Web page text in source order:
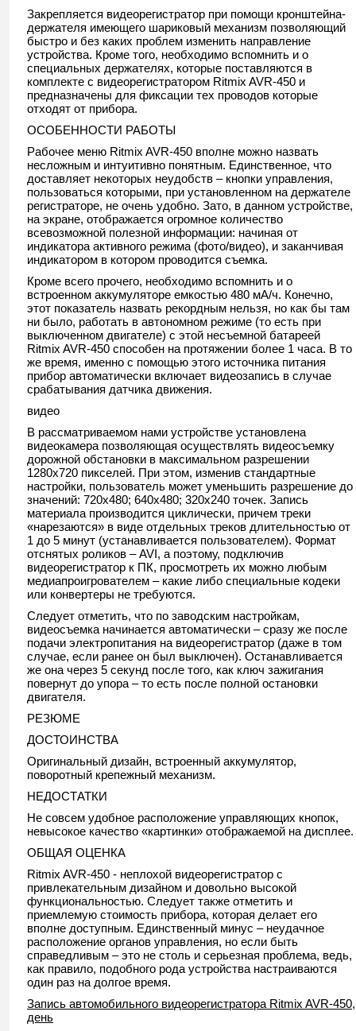
Закрепляется видеорегистратор при помощи кронштейна-
держателя имеющего шариковый механизм позволяющий
быстро и без каких проблем изменить направление
устройства. Кроме того, необходимо вспомнить и о
специальных держателях, которые поставляются в
комплекте с видеорегистратором Ritmix AVR-450 и
предназначены для фиксации тех проводов которые
отходят от прибора.
ОСОБЕННОСТИ РАБОТЫ
Рабочее меню Ritmix AVR-450 вполне можно назвать
несложным и интуитивно понятным. Единственное, что
доставляет некоторых неудобств – кнопки управления,
пользоваться которыми, при установленном на держателе
регистраторе, не очень удобно. Зато, в данном устройстве,
на экране, отображается огромное количество
всевозможной полезной информации: начиная от
индикатора активного режима (фото/видео), и заканчивая
индикатором в котором проводится съемка.
Кроме всего прочего, необходимо вспомнить и о
встроенном аккумуляторе емкостью 480 мА/ч. Конечно,
этот показатель назвать рекордным нельзя, но как бы там
ни было, работать в автономном режиме (то есть при
выключенном двигателе) с этой несъемной батареей
Ritmix AVR-450 способен на протяжении более 1 часа. В то
же время, именно с помощью этого источника питания
прибор автоматически включает видеозапись в случае
срабатывания датчика движения.
видео
В рассматриваемом нами устройстве установлена
видеокамера позволяющая осуществлять видеосъемку
дорожной обстановки в максимальном разрешении
1280х720 пикселей. При этом, изменив стандартные
настройки, пользователь может уменьшить разрешение до
значений: 720х480; 640х480; 320х240 точек. Запись
материала производится циклически, причем треки
«нарезаются» в виде отдельных треков длительностью от
1 до 5 минут (устанавливается пользователем). Формат
отснятых роликов – AVI, а поэтому, подключив
видеорегистратор к ПК, просмотреть их можно любым
медиапроигрователем – какие либо специальные кодеки
или конвертеры не требуются.
Следует отметить, что по заводским настройкам,
видеосъемка начинается автоматически – сразу же после
подачи электропитания на видеорегистратор (даже в том
случае, если ранее он был выключен). Останавливается
же она через 5 секунд после того, как ключ зажигания
повернут до упора – то есть после полной остановки
двигателя.
РЕЗЮМЕ
ДОСТОИНСТВА
Оригинальный дизайн, встроенный аккумулятор,
поворотный крепежный механизм.
НЕДОСТАТКИ
Не совсем удобное расположение управляющих кнопок,
невысокое качество «картинки» отображаемой на дисплее.
ОБЩАЯ ОЦЕНКА
Ritmix AVR-450 - неплохой видеорегистратор с
привлекательным дизайном и довольно высокой
функциональностью. Следует также отметить и
приемлемую стоимость прибора, которая делает его
вполне доступным. Единственный минус – неудачное
расположение органов управления, но если быть
справедливым – это не столь и серьезная проблема, ведь,
как правило, подобного рода устройства настраиваются
один раз на долгое время.
Запись автомобильного видеорегистратора Ritmix AVR-450,
день